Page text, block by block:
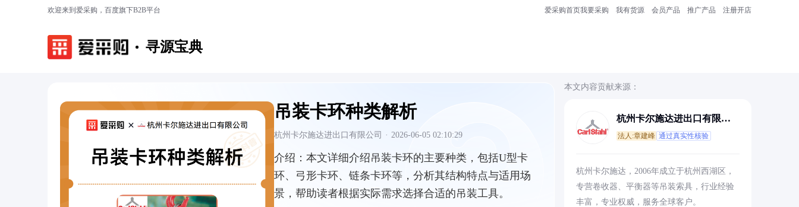
欢迎来到爱采购，百度旗下B2B平台 爱采购首页我要采购 我有货源 会员产品 推广产品 注册开店
寻源宝典
吊装卡环种类解析
杭州卡尔施达进出口有限公司 · 2026-06-05 02:10:29
介绍： 本文详细介绍吊装卡环的主要种类，包括U型卡
环、弓形卡环、链条卡环等，分析其结构特点与适用场
景，帮助读者根据实际需求选择合适的吊装工具。
本文内容贡献来源：
杭州卡尔施达进出口有限公
法人:章建峰 通过真实性核验
杭州卡尔施达，2006年成立于杭州西湖区，
专营卷收器、平衡器等吊装索具，行业经验
丰富，专业权威，服务全球客户。